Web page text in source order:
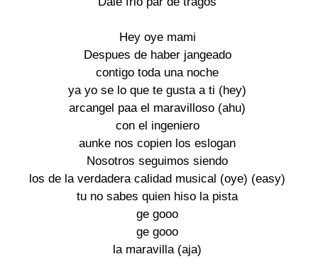
Hey oye mami
Despues de haber jangeado
contigo toda una noche
ya yo se lo que te gusta a ti (hey)
arcangel paa el maravilloso (ahu)
con el ingeniero
aunke nos copien los eslogan
Nosotros seguimos siendo
los de la verdadera calidad musical (oye) (easy)
tu no sabes quien hiso la pista
ge gooo
ge gooo
la maravilla (aja)